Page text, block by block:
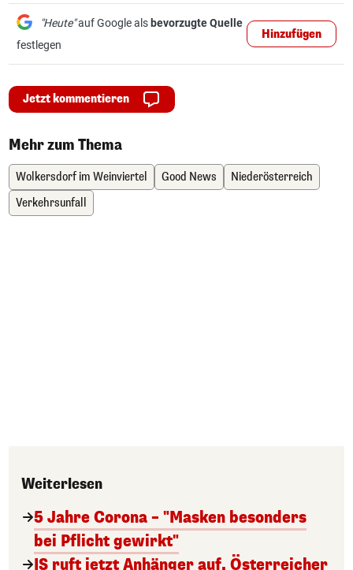
"Heute"auf Google als bevorzugte Quelle
festlegen
Hinzufügen
Jetzt kommentieren
Mehr zum Thema
Wolkersdorf im Weinviertel Good News
Niederösterreich
Verkehrsunfall
Weiterlesen
5 Jahre Corona – "Masken besonders
bei Pflicht gewirkt"
IS ruft jetzt Anhänger auf, Österreicher